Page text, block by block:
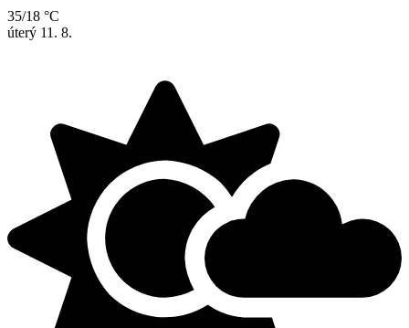
35/18 °C
úterý 11. 8.